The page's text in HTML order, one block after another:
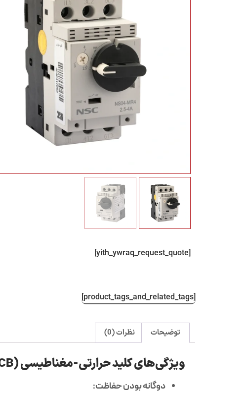
[yith_ywraq_request_quote]
[product_tags_and_related_tags]
توضیحات نظرات (0)
ویژگی‌های کلید حرارتی-مغناطیسی (MPCB) نیرو سامان:
دوگانه بودن حفاظت: